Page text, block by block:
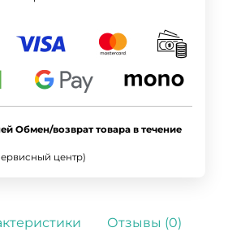
Обмен/возврат товара в течение
центр)
Отзывы (0)